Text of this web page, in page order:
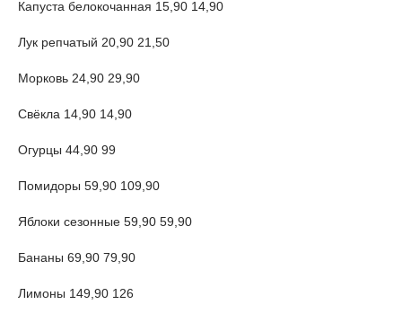
Капуста белокочанная 15,90 14,90
Лук репчатый 20,90 21,50
Морковь 24,90 29,90
Свёкла 14,90 14,90
Огурцы 44,90 99
Помидоры 59,90 109,90
Яблоки сезонные 59,90 59,90
Бананы 69,90 79,90
Лимоны 149,90 126